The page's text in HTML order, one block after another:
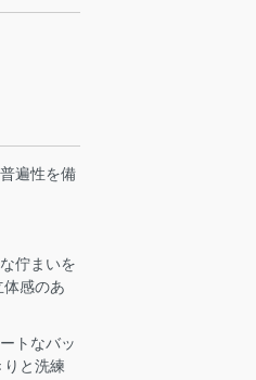
遍性を備
佇まいを
感のあ
トなバッ
と洗練